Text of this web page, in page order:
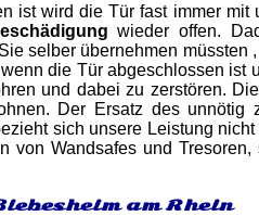
ist wird die Tür fast immer
wieder offen.
selber übernehmen
die Tür abgeschlossen
und dabei zu zerstören.
Der Ersatz des unnötig
sich unsere Leistung
von Wandsafes und
am Rhein